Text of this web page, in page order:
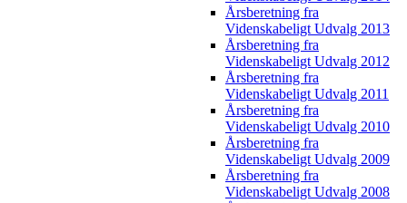
Årsberetning fra
Videnskabeligt Udvalg 2013
Årsberetning fra
Videnskabeligt Udvalg 2012
Årsberetning fra
Videnskabeligt Udvalg 2011
Årsberetning fra
Videnskabeligt Udvalg 2010
Årsberetning fra
Videnskabeligt Udvalg 2009
Årsberetning fra
Videnskabeligt Udvalg 2008